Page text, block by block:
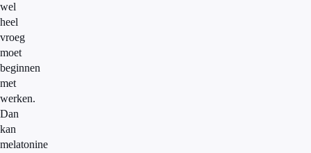
wel
heel
vroeg
moet
beginnen
met
werken.
Dan
kan
melatonine